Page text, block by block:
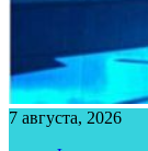
7 августа, 2026